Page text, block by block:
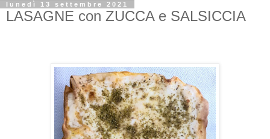
lunedì 13 settembre 2021
LASAGNE con ZUCCA e SALSICCIA